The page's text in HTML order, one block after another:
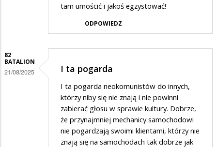
tam umościć i jakoś egzystować!
ODPOWIEDZ
82
BATALION
21/08/2025 I ta pogarda
I ta pogarda neokomunistów do innych,
którzy niby się nie znają i nie powinni
zabierać głosu w sprawie kultury. Dobrze,
że przynajmniej mechanicy samochodowi
nie pogardzają swoimi klientami, którzy nie
znają się na samochodach tak dobrze jak